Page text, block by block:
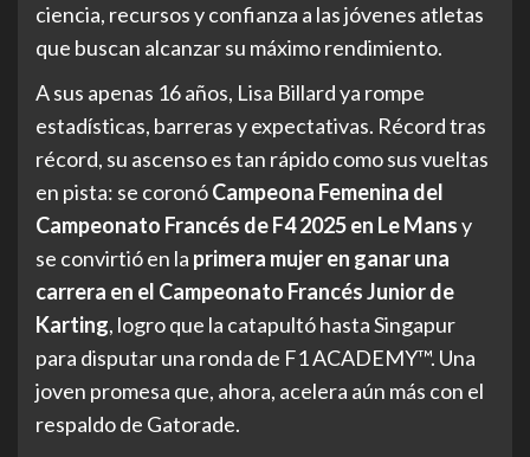
ciencia, recursos y confianza a las jóvenes atletas
que buscan alcanzar su máximo rendimiento.
A sus apenas 16 años, Lisa Billard ya rompe
estadísticas, barreras y expectativas. Récord tras
récord, su ascenso es tan rápido como sus vueltas
en pista: se coronóCampeona Femenina del
Campeonato Francés de F4 2025 en Le Mansy
se convirtió en la primera mujer en ganar una
carrera en el Campeonato Francés Junior de
Karting, logro que la catapultó hasta Singapur
para disputar una ronda de F1 ACADEMY™. Una
joven promesa que, ahora, acelera aún más con el
respaldo de Gatorade.